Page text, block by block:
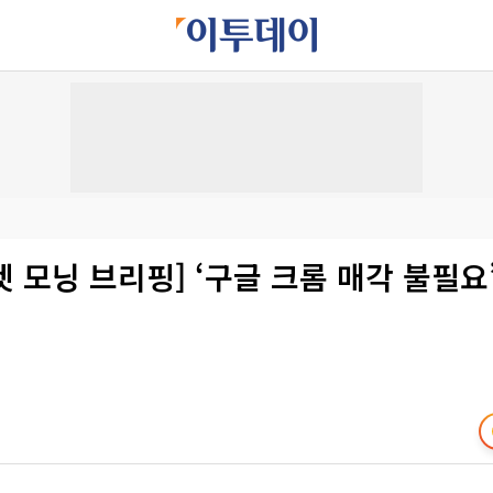
모닝 브리핑] ‘구글 크롬 매각 불필